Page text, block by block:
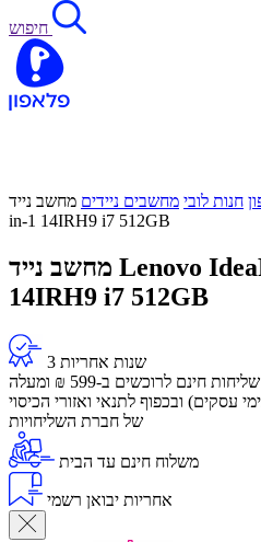
חיפוש
חנות לובי מחשבים ניידים מחשב נייד Lenovo IdeaPad 5 2-
in-1 14IRH9 i7 512GB
מחשב נייד Lenovo IdeaPad 5 2-in-1
14IRH9 i7 512GB
3 שנות אחריות
שליחות חינם לרוכשים ב-599 ₪ ומעלה
עסקים) ובכפוף לתנאי ואזורי הכיסוי
של חברת השליחויות
משלוח חינם עד הבית
אחריות יבואן רשמי